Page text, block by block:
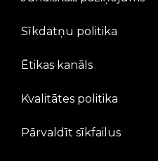
Sīkdatņu politika
Ētikas kanāls
Kvalitātes politika
Pārvaldīt sīkfailus